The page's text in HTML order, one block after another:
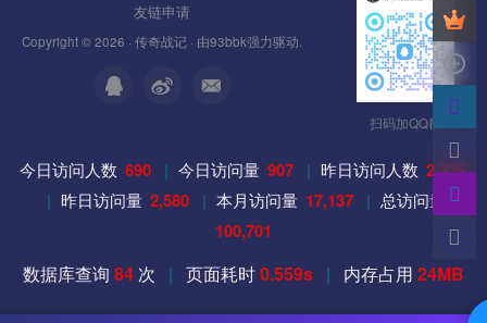
友链申请
Copyright © 2026 · 传奇战记 · 由93bbk强力驱动.
扫码加QQ群
今日访问人数 690 | 今日访问量 907 | 昨日访问人数 2,225
| 昨日访问量 2,580 | 本月访问量 17,137 | 总访问量
100,701
数据库查询 84 次 | 页面耗时0.559s | 内存占用 24MB